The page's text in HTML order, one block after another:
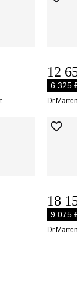
12
6 325
18
9 075